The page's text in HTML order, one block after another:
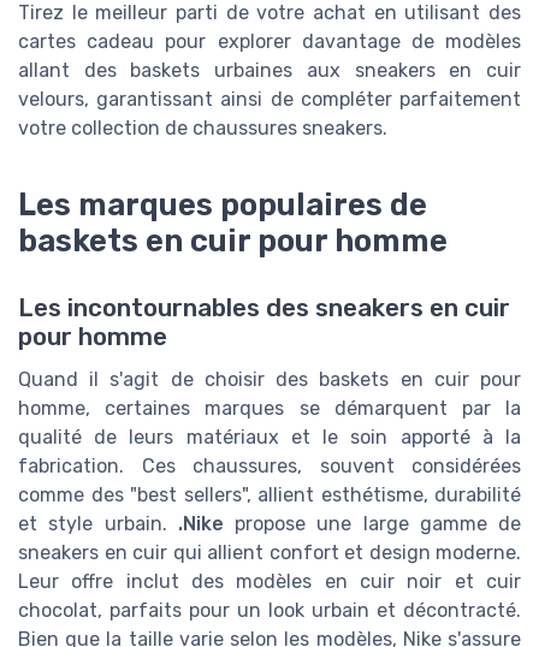
Tirez le meilleur parti de votre achat en utilisant des
cartes cadeau pour explorer davantage de modèles
allant des baskets urbaines aux sneakers en cuir
velours, garantissant ainsi de compléter parfaitement
votre collection de chaussures sneakers.
Les marques populaires de
baskets en cuir pour homme
Les incontournables des sneakers en cuir
pour homme
Quand il s'agit de choisir des baskets en cuir pour
homme, certaines marques se démarquent par la
qualité de leurs matériaux et le soin apporté à la
fabrication. Ces chaussures, souvent considérées
comme des "best sellers", allient esthétisme, durabilité
et style urbain. .Nike propose une large gamme de
sneakers en cuir qui allient confort et design moderne.
Leur offre inclut des modèles en cuir noir et cuir
chocolat, parfaits pour un look urbain et décontracté.
Bien que la taille varie selon les modèles, Nike s'assure